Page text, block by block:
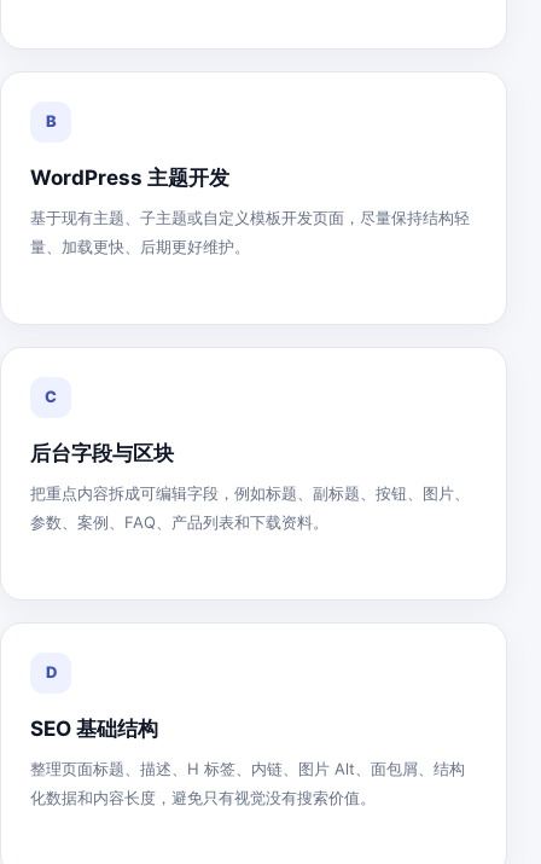
B
WordPress 主题开发
基于现有主题、子主题或自定义模板开发页面，尽量保持结构轻
量、加载更快、后期更好维护。
C
后台字段与区块
把重点内容拆成可编辑字段，例如标题、副标题、按钮、图片、
参数、案例、FAQ、产品列表和下载资料。
D
SEO 基础结构
整理页面标题、描述、H 标签、内链、图片 Alt、面包屑、结构
化数据和内容长度，避免只有视觉没有搜索价值。